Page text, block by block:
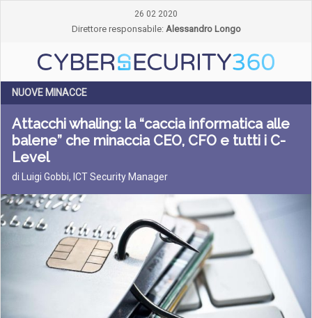
26 02 2020
Direttore responsabile: Alessandro Longo
NUOVE MINACCE
Attacchi whaling: la “caccia informatica alle
balene” che minaccia CEO, CFO e tutti i C-
Level
di Luigi Gobbi, ICT Security Manager